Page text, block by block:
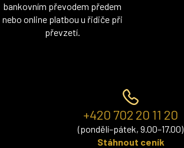
bankovním převodem předem
nebo online platbou u řidiče při
převzetí.
+420 702 20 11 20
(pondělí–pátek, 9.00–17.00)
Stáhnout ceník